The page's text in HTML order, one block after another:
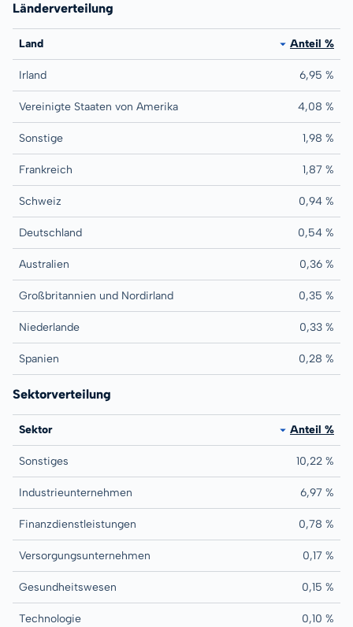
Länderverteilung
Land Anteil %
Irland 6,95 %
Vereinigte Staaten von Amerika 4,08 %
Sonstige 1,98 %
Frankreich 1,87 %
Schweiz 0,94 %
Deutschland 0,54 %
Australien 0,36 %
Großbritannien und Nordirland 0,35 %
Niederlande 0,33 %
Spanien 0,28 %
Sektorverteilung
Sektor Anteil %
Sonstiges 10,22 %
Industrieunternehmen 6,97 %
Finanzdienstleistungen 0,78 %
Versorgungsunternehmen 0,17 %
Gesundheitswesen 0,15 %
Technologie 0,10 %